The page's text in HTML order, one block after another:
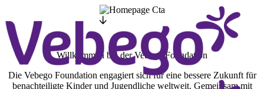
Willkommen bei der Vebego Foundation
Die Vebego Foundation engagiert sich für eine bessere Zukunft für
benachteiligte Kinder und Jugendliche weltweit. Gemeinsam mit